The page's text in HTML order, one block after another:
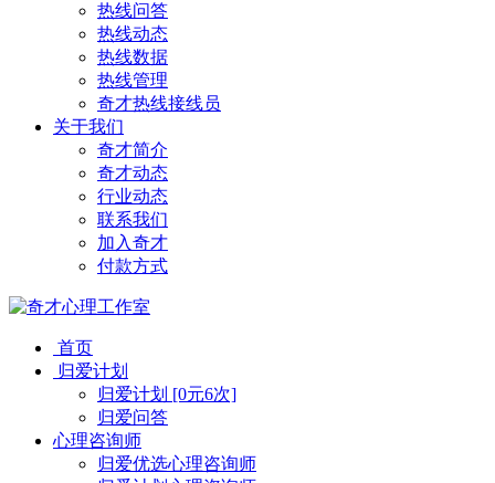
热线问答
热线动态
热线数据
热线管理
奇才热线接线员
关于我们
奇才简介
奇才动态
行业动态
联系我们
加入奇才
付款方式
首页
归爱计划
归爱计划 [0元6次]
归爱问答
心理咨询师
归爱优选心理咨询师